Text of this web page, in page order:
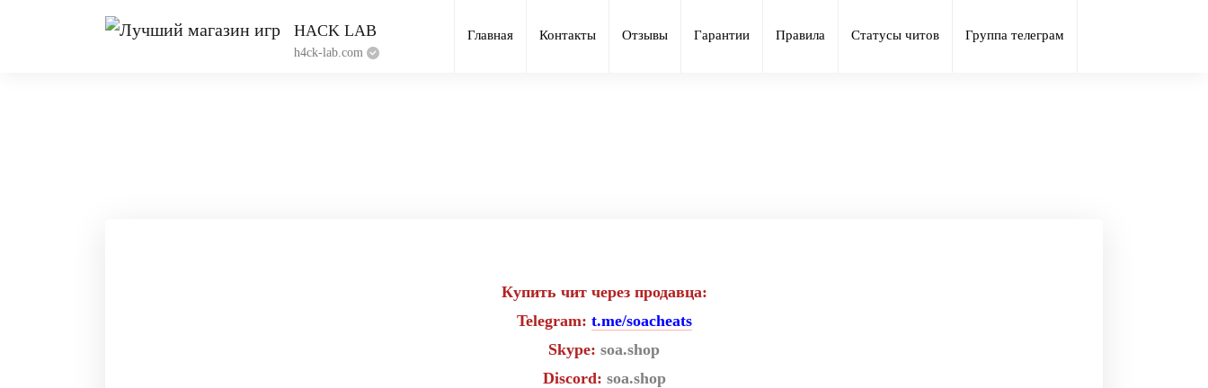
HACK LAB
h4ck-lab.com
Главная Контакты Отзывы Гарантии Правила Статусы читов Группа телеграм
Купить чит через продавца:
Telegram: t.me/soacheats
Skype: soa.shop
Discord: soa.shop